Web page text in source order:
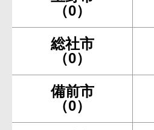
（0）
総社市
（0）
備前市
（0）